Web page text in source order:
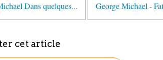
Dans quelques... George Michael -
cet article